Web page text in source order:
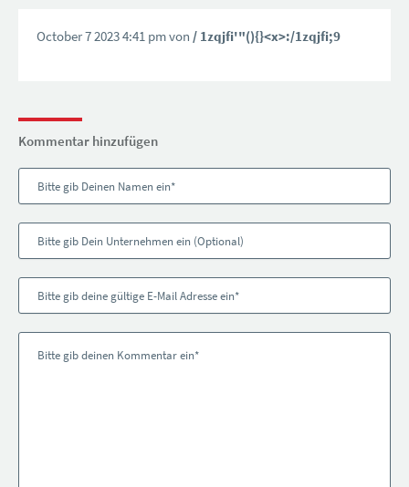
October 7 2023 4:41 pm von / 1zqjfi'"(){}<x>:/1zqjfi;9
Kommentar hinzufügen